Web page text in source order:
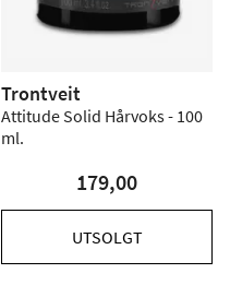
Trontveit
Attitude Solid Hårvoks - 100
ml.
179,00
UTSOLGT